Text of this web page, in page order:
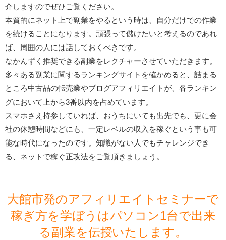
介しますのでぜひご覧ください。
本質的にネット上で副業をやるという時は、自分だけでの作業
を続けることになります。頑張って儲けたいと考えるのであれ
ば、周囲の人には話しておくべきです。
なかんずく推奨できる副業をレクチャーさせていただきます。
多々ある副業に関するランキングサイトを確かめると、詰まる
ところ中古品の転売業やブログアフィリエイトが、各ランキン
グにおいて上から3番以内を占めています。
スマホさえ持参していれば、おうちにいても出先でも、更に会
社の休憩時間などにも、一定レベルの収入を稼ぐという事も可
能な時代になったのです。知識がない人でもチャレンジでき
る、ネットで稼ぐ正攻法をご覧頂きましょう。
大館市発のアフィリエイトセミナーで
稼ぎ方を学ぼうはパソコン1台で出来
る副業を伝授いたします。